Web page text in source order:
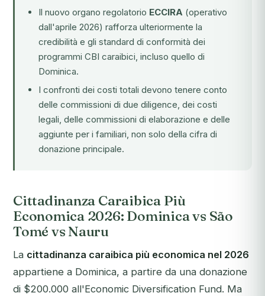
Il nuovo organo regolatorio ECCIRA (operativo
dall'aprile 2026) rafforza ulteriormente la
credibilità e gli standard di conformità dei
programmi CBI caraibici, incluso quello di
Dominica.
I confronti dei costi totali devono tenere conto
delle commissioni di due diligence, dei costi
legali, delle commissioni di elaborazione e delle
aggiunte per i familiari, non solo della cifra di
donazione principale.
Cittadinanza Caraibica Più
Economica 2026: Dominica vs São
Tomé vs Nauru
La cittadinanza caraibica più economica nel 2026
appartiene a Dominica, a partire da una donazione
di $200.000 all'Economic Diversification Fund. Ma